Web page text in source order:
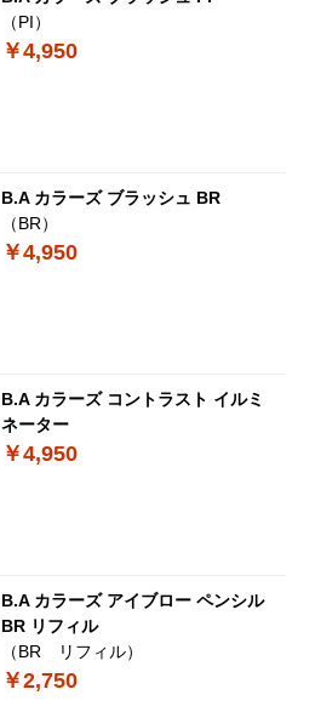
（PI）
￥4,950
B.A カラーズ ブラッシュ BR
（BR）
￥4,950
B.A カラーズ コントラスト イルミ
ネーター
￥4,950
B.A カラーズ アイブロー ペンシル
BR リフィル
（BR リフィル）
￥2,750